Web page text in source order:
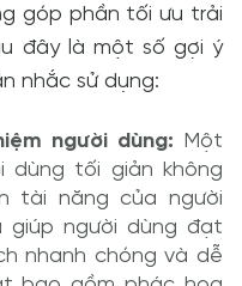
góp phần tối ưu trải
đây là một số gợi ý
nhắc sử dụng:
người dùng: Một
dùng tối giản không
tài năng của người
người dùng đạt
nhanh chóng và dễ